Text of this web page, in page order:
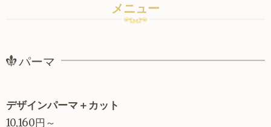
メニュー
パーマ
デザインパーマ＋カット
10,160円～